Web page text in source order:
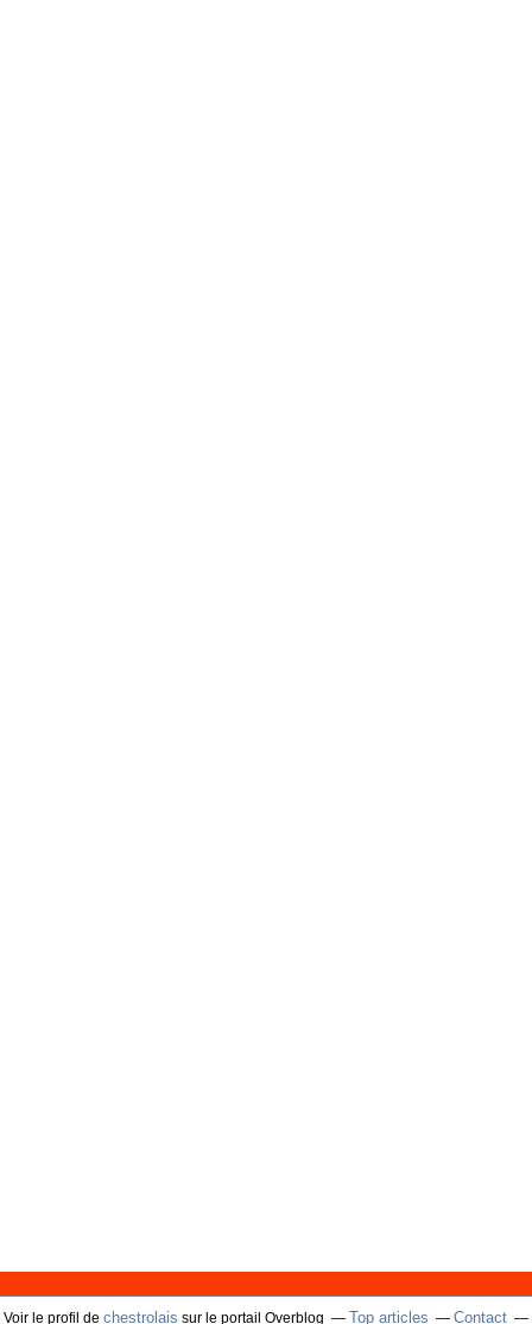
Voir le profil de chestrolais sur le portail Overblog Top articles Contact